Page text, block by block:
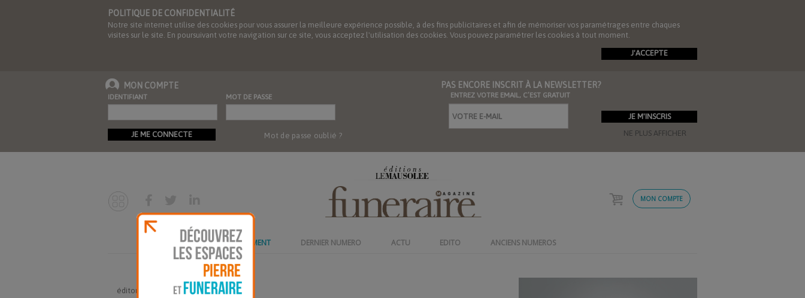
POLITIQUE DE CONFIDENTIALITÉ
Notre site internet utilise des cookies pour vous assurer la meilleure expérience possible, à des fins publicitaires et afin de mémoriser vos paramétrages entre chaques
visites sur le site. En poursuivant votre navigation sur ce site, vous acceptez l'utilisation des cookies. Vous pouvez paramétrer les cookies à tout moment.
J'ACCEPTE
MON COMPTE
IDENTIFIANT MOT DE PASSE
JE ME CONNECTE Mot de passe oublié ? NE PLUS AFFICHER
PAS ENCORE INSCRIT À LA NEWSLETTER?
ENTREZ VOTRE EMAIL, C’EST GRATUIT
MON COMPTE
ABONNEMENT DERNIER NUMERO ACTU EDITO ANCIENS NUMEROS
éditorial